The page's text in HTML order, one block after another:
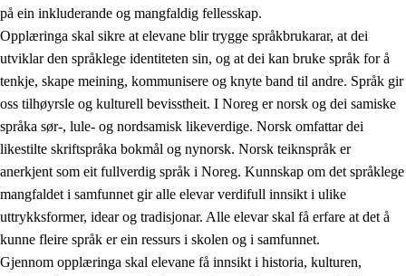
på ein inkluderande og mangfaldig fellesskap.
Opplæringa skal sikre at elevane blir trygge språkbrukarar, at dei
utviklar den språklege identiteten sin, og at dei kan bruke språk for å
tenkje, skape meining, kommunisere og knyte band til andre. Språk gir
oss tilhøyrsle og kulturell bevisstheit. I Noreg er norsk og dei samiske
språka sør-, lule- og nordsamisk likeverdige. Norsk omfattar dei
likestilte skriftspråka bokmål og nynorsk. Norsk teiknspråk er
anerkjent som eit fullverdig språk i Noreg. Kunnskap om det språklege
mangfaldet i samfunnet gir alle elevar verdifull innsikt i ulike
uttrykksformer, idear og tradisjonar. Alle elevar skal få erfare at det å
kunne fleire språk er ein ressurs i skolen og i samfunnet.
Gjennom opplæringa skal elevane få innsikt i historia, kulturen,